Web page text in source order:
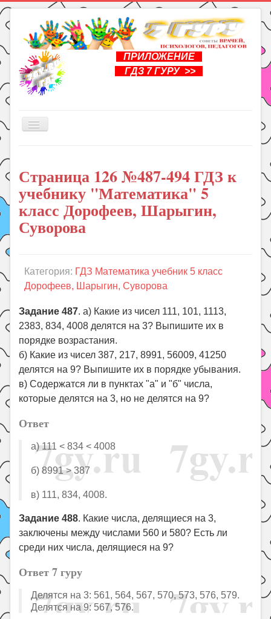
ПРИЛОЖЕНИЕ
ГДЗ 7 ГУРУ >>
Включить/
Книги
Рукоделие
Подготовка к школе
Уроки
Праздники
Летом!
Поиск
Страница 126 №487-494 ГДЗ к
учебнику "Математика" 5
класс Дорофеев, Шарыгин,
Суворова
Категория: ГДЗ Математика учебник 5 класс
Дорофеев, Шарыгин, Суворова
Задание 487. а) Какие из чисел 111, 101, 1113,
2383, 834, 4008 делятся на 3? Выпишите их в
порядке возрастания.
б) Какие из чисел 387, 217, 8991, 56009, 41250
делятся на 9? Выпишите их в порядке убывания.
в) Содержатся ли в пунктах "а" и "б" числа,
которые делятся на 3, но не делятся на 9?
Ответ
а) 111 < 834 < 4008
б) 8991 > 387
в) 111, 834, 4008.
Задание 488. Какие числа, делящиеся на 3,
заключены между числами 560 и 580? Есть ли
среди них числа, делящиеся на 9?
Ответ 7 гуру
Делятся на 3: 561, 564, 567, 570, 573, 576, 579.
Делятся на 9: 567, 576.